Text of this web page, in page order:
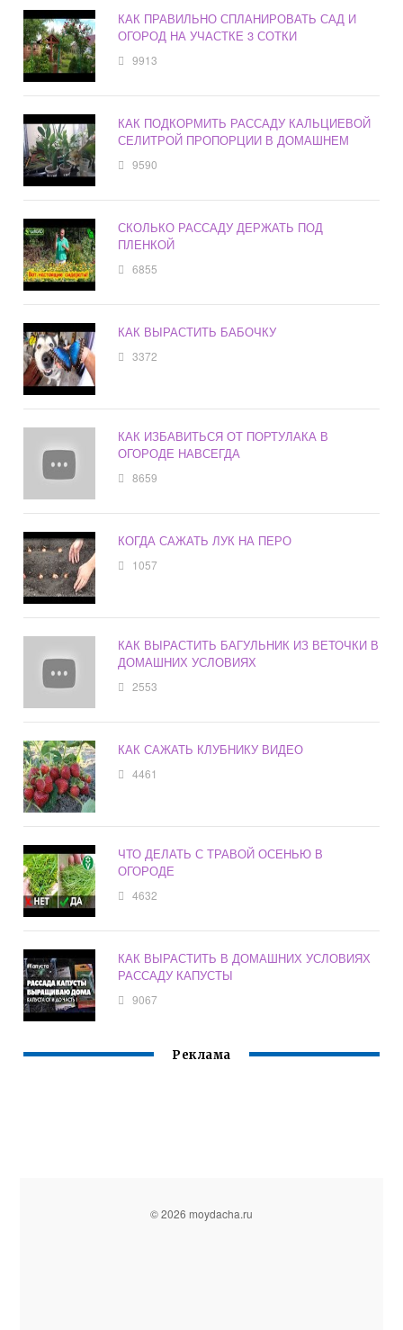
КАК ПРАВИЛЬНО СПЛАНИРОВАТЬ САД И
ОГОРОД НА УЧАСТКЕ 3 СОТКИ
9913
КАК ПОДКОРМИТЬ РАССАДУ КАЛЬЦИЕВОЙ
СЕЛИТРОЙ ПРОПОРЦИИ В ДОМАШНЕМ
9590
СКОЛЬКО РАССАДУ ДЕРЖАТЬ ПОД
ПЛЕНКОЙ
6855
КАК ВЫРАСТИТЬ БАБОЧКУ
3372
КАК ИЗБАВИТЬСЯ ОТ ПОРТУЛАКА В
ОГОРОДЕ НАВСЕГДА
8659
КОГДА САЖАТЬ ЛУК НА ПЕРО
1057
КАК ВЫРАСТИТЬ БАГУЛЬНИК ИЗ ВЕТОЧКИ В
ДОМАШНИХ УСЛОВИЯХ
2553
КАК САЖАТЬ КЛУБНИКУ ВИДЕО
4461
ЧТО ДЕЛАТЬ С ТРАВОЙ ОСЕНЬЮ В
ОГОРОДЕ
4632
КАК ВЫРАСТИТЬ В ДОМАШНИХ УСЛОВИЯХ
РАССАДУ КАПУСТЫ
9067
Реклама
© 2026 moydacha.ru